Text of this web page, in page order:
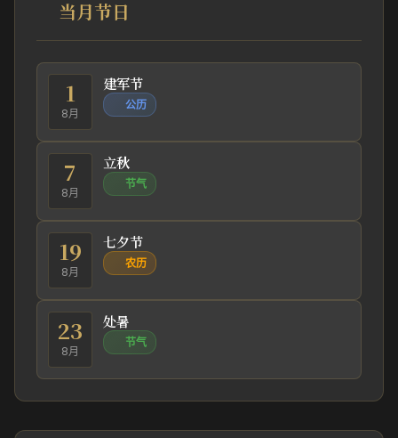
当月节日
1
8月
建军节
公历
7
8月
立秋
节气
19
8月
七夕节
农历
23
8月
处暑
节气